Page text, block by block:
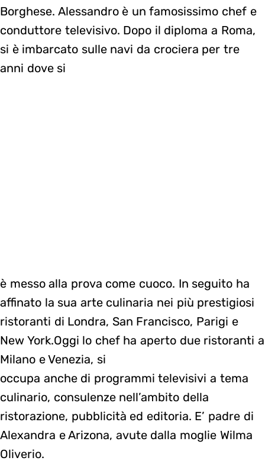
Borghese. Alessandro è un famosissimo chef e
conduttore televisivo. Dopo il diploma a Roma,
si è imbarcato sulle navi da crociera per tre
anni dove si
è messo alla prova come cuoco. In seguito ha
affinato la sua arte culinaria nei più prestigiosi
ristoranti di Londra, San Francisco, Parigi e
New York.Oggi lo chef ha aperto due ristoranti a
Milano e Venezia, si
occupa anche di programmi televisivi a tema
culinario, consulenze nell’ambito della
ristorazione, pubblicità ed editoria. E’ padre di
Alexandra e Arizona, avute dalla moglie Wilma
Oliverio.